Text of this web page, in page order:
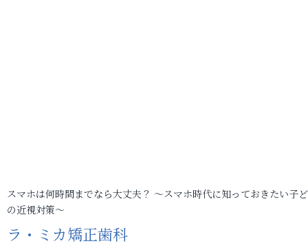
スマホは何時間までなら大丈夫？ ～スマホ時代に知っておきたい子
の近視対策～
ラ・ミカ矯正歯科